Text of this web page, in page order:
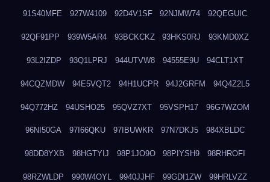
91S40MFE 927W4109 92D4V1SF 92NJMW74 92QEGUIC
92QF91PP 939W5AR4 93BCKCKZ 93HKS0RJ 93KMD0XZ
93L2IZDP 93Q1LPRJ 944UTVW8 94555E9U 94CLT1XT
94CQZMDW 94E5VQT2 94H1UCPR 94J2GRFM 94Q4Z2L5
94Q772HZ 94USHO25 95QVZ7XT 95VSPH17 96G7WZOM
96NI50GA 97I66QKU 97IBUWKR 97N7DKJ5 984XBLDC
98DD8YXB 98HGTYIJ 98P1JO9O 98PIYSH9 98RHROFI
98RZWLDP 990W4OYL 9940JJHF 99GDI1ZW 99HRLVZZ